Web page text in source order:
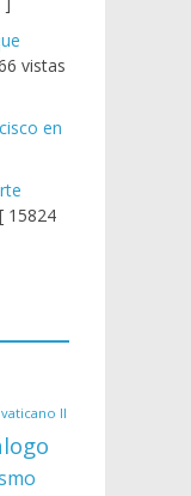
vistas
en
[ 15824
II